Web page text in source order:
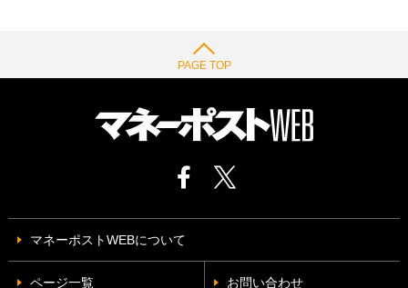
PAGE TOP
マネーポストWEBについて
ページ一覧 お問い合わせ